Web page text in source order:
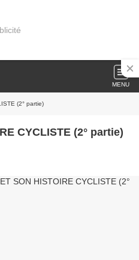
MENU
(2° partie)
CYCLISTE (2° partie)